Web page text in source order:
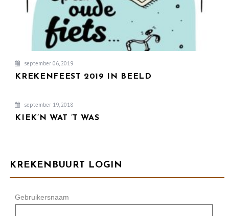
september 06, 2019
KREKENFEEST 2019 IN BEELD
september 19, 2018
KIEK’N WAT ’T WAS
KREKENBUURT LOGIN
Gebruikersnaam